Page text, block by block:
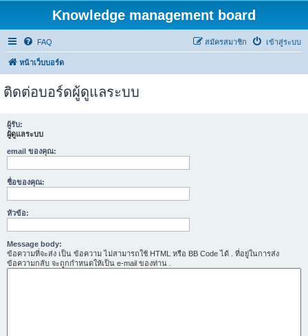
Knowledge management board
FAQ เข้าสู่ระบบ
สมัครสมาชิก
หน้าเว็บบอร์ด
ติดต่อบอร์ดผู้ดูแลระบบ
ผู้รับ:
ผู้ดูแลระบบ
email ของคุณ:
ชื่อของคุณ:
หัวข้อ:
Message body:
ข้อความที่จะส่ง เป็น ข้อความ ไม่สามารถใช้ HTML หรือ BB Code ได้ . ที่อยู่ในการส่ง
ข้อความกลับ จะถูกกำหนดให้เป็น e-mail ของท่าน .